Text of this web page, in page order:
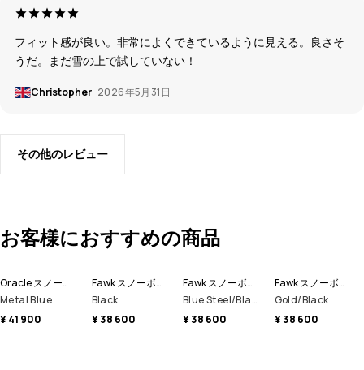
フィット感が良い。非常によくできているように見える。良さそ
うだ。まだ雪の上で試していない！
Christopher 2026年5月31日
その他のレビュー
お客様におすすめの商品
Oracle スノーボードジャケット Men
Metal Blue
¥ 41 900
Fawk スノーボードジャケット Men
Black
¥ 38 600
Fawk スノーボードジャケット Men
Blue Steel/Black
¥ 38 600
Fawk スノーボードジャケット Men
Gold/Black
¥ 38 600